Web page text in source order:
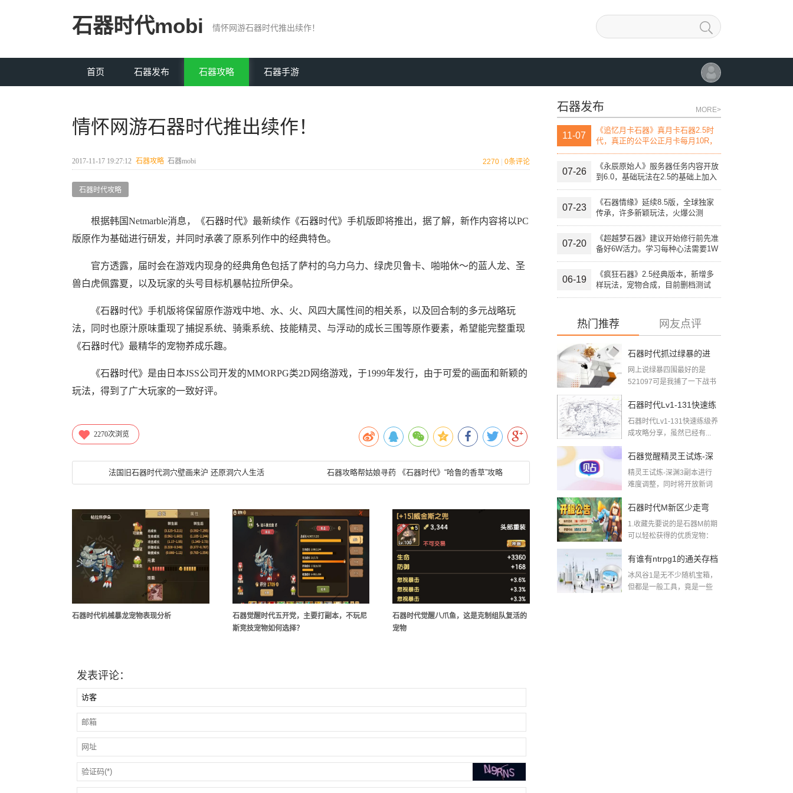
石器时代mobi 情怀网游石器时代推出续作！
首页 石器发布 石器攻略 石器手游
情怀网游石器时代推出续作！
2017-11-17 19:27:12 石器攻略 石器mobi 2270 0条评论
石器时代攻略
根据韩国Netmarble消息，《石器时代》最新续作《石器时代》手机版即将推出，据了解，新作内容将以PC
版原作为基础进行研发，并同时承袭了原系列作中的经典特色。
官方透露，届时会在游戏内现身的经典角色包括了萨村的乌力乌力、绿虎贝鲁卡、啪啪休～的蓝人龙、圣
兽白虎佩露夏，以及玩家的头号目标机暴帖拉所伊朵。
《石器时代》手机版将保留原作游戏中地、水、火、风四大属性间的相关系，以及回合制的多元战略玩
法，同时也原汁原味重现了捕捉系统、骑乘系统、技能精灵、与浮动的成长三围等原作要素，希望能完整重现
《石器时代》最精华的宠物养成乐趣。
《石器时代》是由日本JSS公司开发的MMORPG类2D网络游戏，于1999年发行，由于可爱的画面和新颖的
玩法，得到了广大玩家的一致好评。
2270次浏览
法国旧石器时代洞穴壁画来沪 还原洞穴人生活 石器攻略帮姑娘寻药 《石器时代》“哈鲁的香草”攻略
石器时代机械暴龙宠物表现分析
石器觉醒时代五开党，主要打副本，不玩尼
斯竞技宠物如何选择？
石器时代觉醒八爪鱼，这是克制组队复活的
宠物
发表评论：
石器发布 MORE>
11-07
《追忆月卡石器》真月卡石器2.5时
代，真正的公平公正月卡每月10R，
团战线上活动，线下活动，自助开发
宠物进化变异系统。
07-26
《永辰原始人》服务器任务内容开放
到6.0，基础玩法在2.5的基础上加入
特殊技能。
07-23
《石器情缘》延续8.5版，全球独家
传承，许多新颖玩法，火爆公测
07-20
《超越梦石器》建议开始修行前先准
备好6W活力。学习每种心法需要1W
活力点
06-19
《疯狂石器》2.5经典版本，新增多
样玩法，宠物合成，目前删档测试
中，欢迎大家加入。
热门推荐 网友点评
石器时代抓过绿暴的进
来下2018-08-09
网上说绿暴四围最好的是
521097可是我捕了一下战书
石器时代Lv1-131快速练
级养成攻略
石器时代Lv1-131快速练级养
成攻略分享，虽然已经有...
石器觉醒精灵王试炼-深
渊三层难度调整公告
精灵王试炼-深渊3副本进行
难度调整，同时将开放新词
石器时代M新区少走弯
路，给玩石器新区的新
1.收藏先要说的是石器M前期
可以轻松获得的优质宠物：
有谁有ntrpg1的通关存档
攻略也行2018-08-10
冰风谷1是无不少随机宝箱，
但都是一般工具，竟是一些